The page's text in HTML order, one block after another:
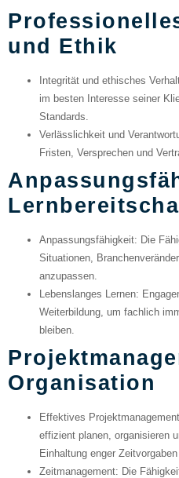
und Ethik
Integrität und ethisches
im besten Interesse seiner
Standards.
Verlässlichkeit und
Fristen, Versprechen und
Anpassungsfähigkeit: Die
Situationen,
anzupassen.
Lebenslanges Lernen:
Weiterbildung, um fachlich
bleiben.
Organisation
Effektives Projektmanagement
effizient planen, organisieren
Einhaltung enger
Zeitmanagement: Die